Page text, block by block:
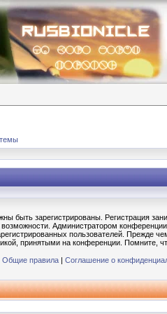
быть зарегистрированы. Регистрация
Администратором
пользователей. Прежде
принятыми на конференции. Помните,
Общие правила| Соглашение о